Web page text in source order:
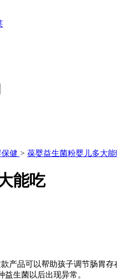
健 > 葆婴益生菌粉婴儿多大
能吃
产品可以帮助孩子调节肠胃
生菌以后出现异常。